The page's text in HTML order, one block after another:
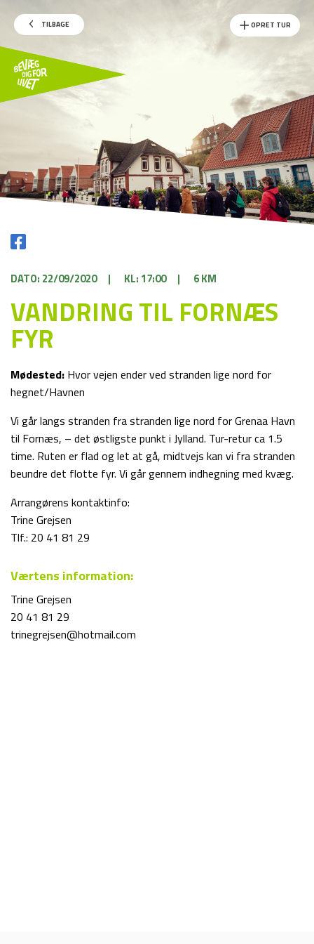
TILBAGE OPRET TUR
DATO: 22/09/2020 | KL: 17:00 | 6 KM
VANDRING TIL FORNÆS
FYR
Mødested: Hvor vejen ender ved stranden lige nord for
hegnet/Havnen
Vi går langs stranden fra stranden lige nord for Grenaa Havn
til Fornæs, – det østligste punkt i Jylland. Tur-retur ca 1.5
time. Ruten er flad og let at gå, midtvejs kan vi fra stranden
beundre det flotte fyr. Vi går gennem indhegning med kvæg.
Arrangørens kontaktinfo:
Trine Grejsen
Tlf.: 20 41 81 29
Værtens information:
Trine Grejsen
20 41 81 29
trinegrejsen@hotmail.com